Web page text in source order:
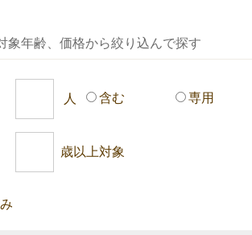
象年齢、価格から絞り込んで探す
含む 専用